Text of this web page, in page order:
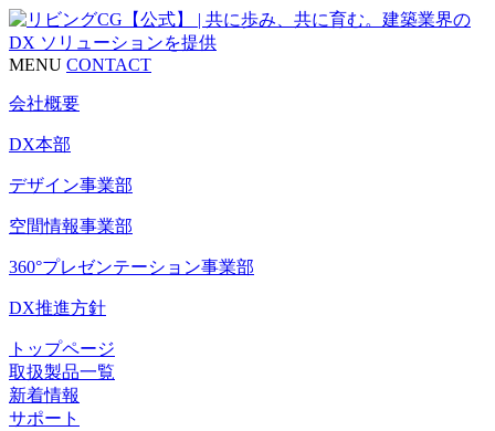
MENU CONTACT
会社概要
DX本部
デザイン事業部
空間情報事業部
360°プレゼンテーション事業部
DX推進方針
トップページ
取扱製品一覧
新着情報
サポート